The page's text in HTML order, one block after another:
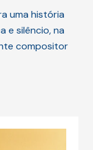
uma história
e silêncio, na
compositor